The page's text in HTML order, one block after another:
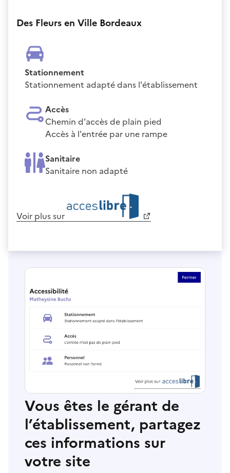
Des Fleurs en Ville Bordeaux
Stationnement
Stationnement adapté dans l'établissement
Accès
Chemin d'accès de plain pied
Accès à l'entrée par une rampe
Sanitaire
Sanitaire non adapté
Voir plus sur
Vous êtes le gérant de
l’établissement, partagez
ces informations sur
votre site